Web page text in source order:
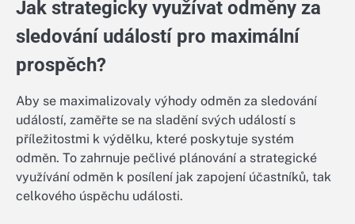
Jak strategicky využívat odměny za
sledování událostí pro maximální
prospěch?
Aby se maximalizovaly výhody odměn za sledování
událostí, zaměřte se na sladění svých událostí s
příležitostmi k výdělku, které poskytuje systém
odměn. To zahrnuje pečlivé plánování a strategické
využívání odměn k posílení jak zapojení účastníků, tak
celkového úspěchu události.